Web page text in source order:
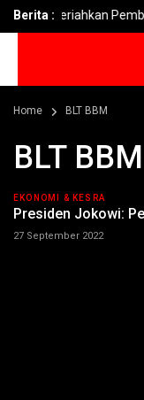
Berita :
Meriahkan
Home BLT BBM
BLT BBM
EKONOMI & KESRA
Presiden Jokowi:
27 September 2022